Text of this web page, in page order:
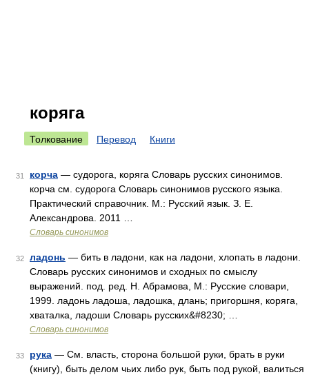
коряга
Толкование Перевод Книги
31 корча — судорога, коряга Словарь русских синонимов.
корча см. судорога Словарь синонимов русского языка.
Практический справочник. М.: Русский язык. З. Е.
Александрова. 2011 …
Словарь синонимов
32 ладонь — бить в ладони, как на ладони, хлопать в ладони.
Словарь русских синонимов и сходных по смыслу
выражений. под. ред. Н. Абрамова, М.: Русские словари,
1999. ладонь ладоша, ладошка, длань; пригоршня, коряга,
хваталка, ладоши Словарь русских&#8230; …
Словарь синонимов
33 рука — См. власть, сторона большой руки, брать в руки
(книгу), быть делом чьих либо рук, быть под рукой, валиться